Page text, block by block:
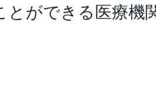
とができる医療機